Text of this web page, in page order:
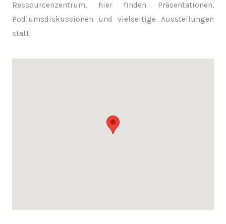
Ressourcenzentrum, hier finden Präsentationen,
Podiumsdiskussionen und vielseitige Ausstellungen
statt